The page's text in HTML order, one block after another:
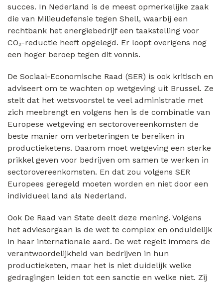
succes. In Nederland is de meest opmerkelijke zaak
die van Milieudefensie tegen Shell, waarbij een
rechtbank het energiebedrijf een taakstelling voor
CO₂-reductie heeft opgelegd. Er loopt overigens nog
een hoger beroep tegen dit vonnis.
De Sociaal-Economische Raad (SER) is ook kritisch en
adviseert om te wachten op wetgeving uit Brussel. Ze
stelt dat het wetsvoorstel te veel administratie met
zich meebrengt en volgens hen is de combinatie van
Europese wetgeving en sectorovereenkomsten de
beste manier om verbeteringen te bereiken in
productieketens. Daarom moet wetgeving een sterke
prikkel geven voor bedrijven om samen te werken in
sectorovereenkomsten. En dat zou volgens SER
Europees geregeld moeten worden en niet door een
individueel land als Nederland.
Ook De Raad van State deelt deze mening. Volgens
het adviesorgaan is de wet te complex en onduidelijk
in haar internationale aard. De wet regelt immers de
verantwoordelijkheid van bedrijven in hun
productieketen, maar het is niet duidelijk welke
gedragingen leiden tot een sanctie en welke niet. Zij